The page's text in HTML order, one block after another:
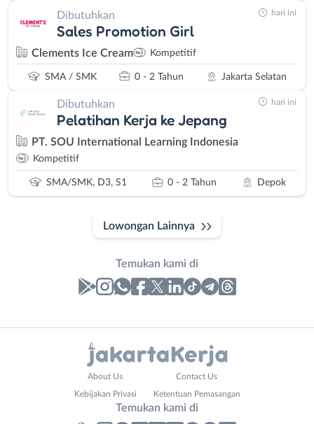
Dibutuhkan
Sales Promotion Girl
Clements Ice Cream Kompetitif
SMA / SMK 0 - 2 Tahun Jakarta Selatan
hari ini
Dibutuhkan
Pelatihan Kerja ke Jepang
PT. SOU International Learning Indonesia
Kompetitif
SMA/SMK, D3, S1 0 - 2 Tahun Depok
hari ini
Lowongan Lainnya
Temukan kami di
About Us Contact Us
Kebijakan Privasi Ketentuan Pemasangan
Temukan kami di